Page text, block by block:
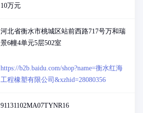
10万元
河北省衡水市桃城区站前西路717号万和瑞
景6幢4单元5层502室
https://b2b.baidu.com/shop?name=衡水红海
工程橡塑有限公司&xzhid=28080356
91131102MA07TYNR16